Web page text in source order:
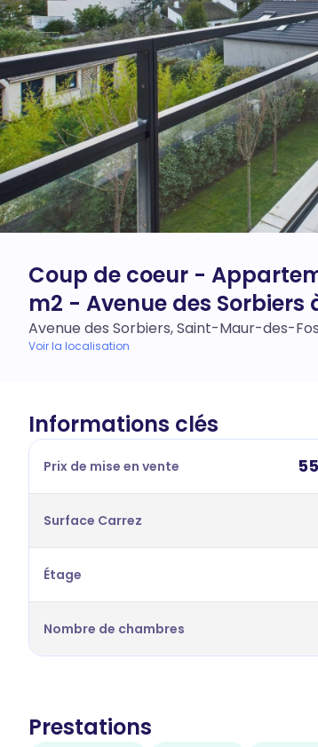
Coup de coeur -
m2 - Avenue des
Avenue des Sorbiers, Saint-Maur-des-
Voir la localisation
Informations clés
Prix de mise en vente
Surface Carrez
Étage
Nombre de chambres
Prestations